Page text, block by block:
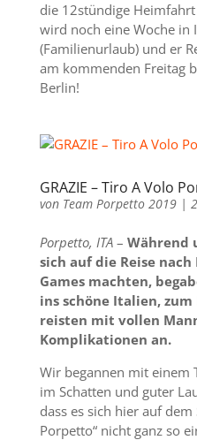
die 12stündige
wird noch eine Woche in
(Familienurlaub) und er
am kommenden Freitag
Berlin!
GRAZIE – Tiro A Volo
von Team Porpetto 2019|
Porpetto, ITA– Während
sich auf die Reise
Games machten,
ins schöne Italien,
reisten mit vollen
Komplikationen an.
Wir begannen mit einem
im Schatten und guter
dass es sich hier auf dem
Porpetto“ nicht ganz so